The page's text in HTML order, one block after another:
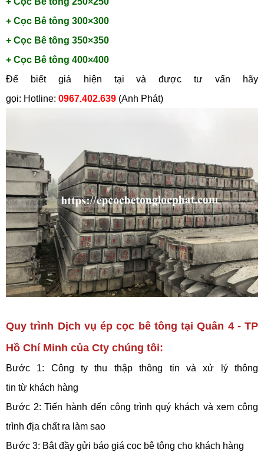
+ Cọc Bê tông 300×300
+ Cọc Bê tông 350×350
+ Cọc Bê tông 400×400
Để biết giá hiện tại và được tư vấn hãy
gọi: Hotline: 0967.402.639 (Anh Phát)
Quy trình Dịch vụ ép cọc bê tông tại Quân 4 - TP
Hồ Chí Minh của Cty chúng tôi:
Bước 1: Công ty thu thập thông tin và xử lý thông
tin từ khách hàng
Bước 2: Tiến hành đến công trình quý khách và xem công
trình địa chất ra làm sao
Bước 3: Bắt đầy gửi báo giá cọc bê tông cho khách hàng